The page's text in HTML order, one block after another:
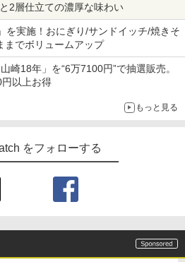
2層仕立ての濃厚な味わい
を実施！おにぎり/サンドイッチ/焼きそ
までボリュームアップ
崎18年」を“6万7100円”で抽選販売。
以上お得
もっと見る
をフォローする